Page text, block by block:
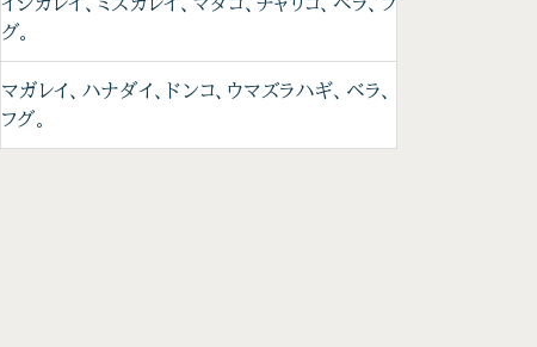
イシガレイ、ミズガレイ、マダコ、チャリコ、ベラ、フ
グ。
マガレイ、ハナダイ、ドンコ、ウマズラハギ、ベラ、
フグ。